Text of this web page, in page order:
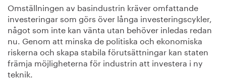
Omställningen av basindustrin kräver omfattande
investeringar som görs över långa investeringscykler,
något som inte kan vänta utan behöver inledas redan
nu. Genom att minska de politiska och ekonomiska
riskerna och skapa stabila förutsättningar kan staten
främja möjligheterna för industrin att investera i ny
teknik.